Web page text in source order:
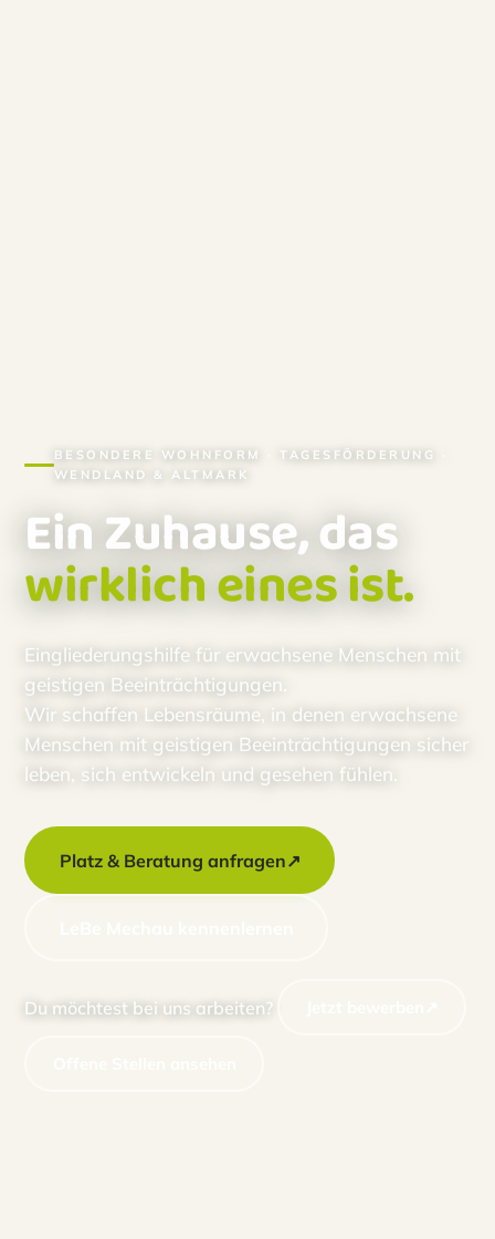
BESONDERE WOHNFORM · TAGESFÖRDERUNG ·
WENDLAND & ALTMARK
Ein Zuhause, das
wirklich eines ist.
Eingliederungshilfe für erwachsene Menschen mit
geistigen Beeinträchtigungen.
Wir schaffen Lebensräume, in denen erwachsene
Menschen mit geistigen Beeinträchtigungen sicher
leben, sich entwickeln und gesehen fühlen.
Platz & Beratung anfragen↗
Du möchtest bei uns arbeiten?